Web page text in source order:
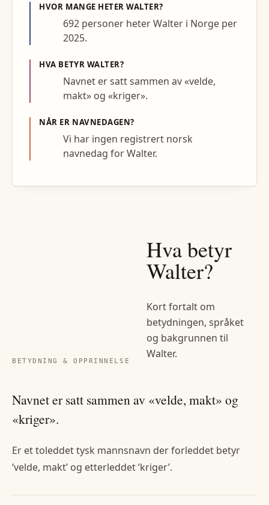
HVOR MANGE HETERWALTER?
692 personer heter Walter i Norge per
2025.
HVA BETYR WALTER?
Navnet er satt sammen av «velde,
makt» og «kriger».
NÅR ER NAVNEDAGEN?
Vi har ingen registrert norsk
navnedag for Walter.
BETYDNING & OPPRINNELSE
Hva betyr
Walter?
Kort fortalt om
betydningen, språket
og bakgrunnen til
Walter.
Navnet er satt sammen av «velde, makt» og
«kriger».
Er et toleddet tysk mannsnavn der forleddet betyr
‘velde, makt’ og etterleddet ‘kriger’.